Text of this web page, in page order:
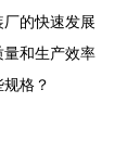
的快速发展
和生产效率
格？